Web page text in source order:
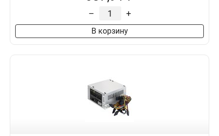
– +
В корзину